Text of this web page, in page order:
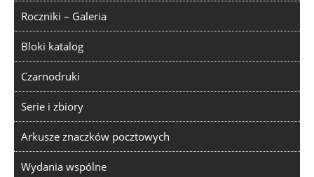
Roczniki – Galeria
Bloki katalog
Czarnodruki
Serie i zbiory
Arkusze znaczków pocztowych
Wydania wspólne